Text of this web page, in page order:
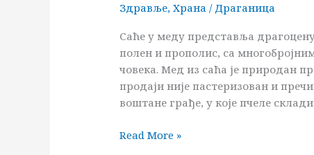
Здравље,Храна / Драганица
Саће у меду представља
полен и прополис, са
човека. Мед из саћа је природан
продаји није пастеризован и
воштане грађе, у које пчеле
извор
здравља
Read More »